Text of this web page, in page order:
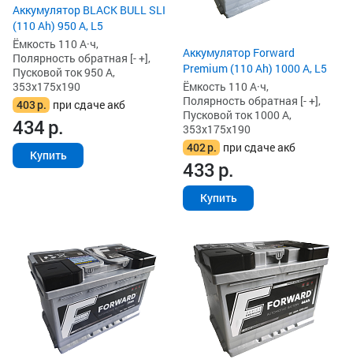
Аккумулятор BLACK BULL SLI
(110 Ah) 950 А, L5
Ёмкость 110 А·ч,
Полярность обратная [- +],
Пусковой ток 950 А,
353x175x190
403р. при сдаче акб
434р.
Купить
Аккумулятор Forward
Premium (110 Ah) 1000 А, L5
Ёмкость 110 А·ч,
Полярность обратная [- +],
Пусковой ток 1000 А,
353x175x190
402р. при сдаче акб
433р.
Купить